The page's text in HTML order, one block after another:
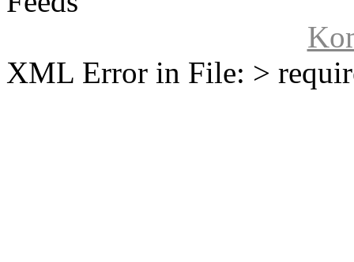
XML Error in File: >